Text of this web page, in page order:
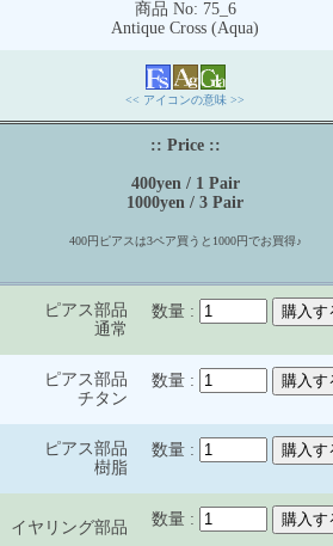
商品 No: 75_6
Antique Cross (Aqua)
<< アイコンの意味 >>
:: Price ::
400yen / 1 Pair
1000yen / 3 Pair
400円ピアスは3ペア買うと1000円でお買得♪
ピアス部品
通常
数量 :
ピアス部品
チタン
数量 :
ピアス部品
樹脂
数量 :
イヤリング部品 数量 :